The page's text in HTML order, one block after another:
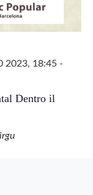
2023, 18:45-
Dentro il